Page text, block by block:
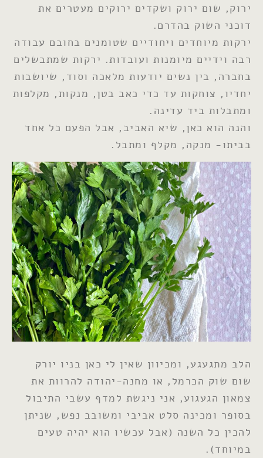
ירוק, שום ירוק ושקדים ירוקים מעטרים את
דוכני השוק בהדרם.
ירקות מיוחדים ויחודיים שטומנים בחובם עבודה
רבה וידיים מיומנות ועובדות. ירקות שמתבשלים
בחברה, בין נשים יודעות מלאכה וסוד, שיושבות
יחדיו, צוחקות עד כדי כאב בטן, מנקות, מקלפות
ומתבלות ביד עדינה.
והנה הוא כאן, שיא האביב, אבל הפעם כל אחד
בביתו- מנקה, מקלף ומתבל.
הלב מתגעגע, ומכיוון שאין לי כאן בניו יורק
שום שוק הכרמל, או מחנה-יהודה להרוות את
צמאון הגעגוע, אני ניגשת למדף עשבי התיבול
בסופר ומכינה סלט אביבי ומשובב נפש, שניתן
להכין כל השנה (אבל עכשיו הוא יהיה טעים
במיוחד).